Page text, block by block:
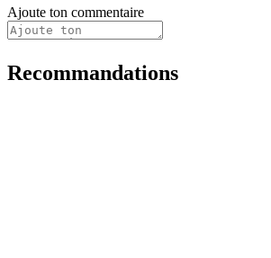
Ajoute ton commentaire
Recommandations